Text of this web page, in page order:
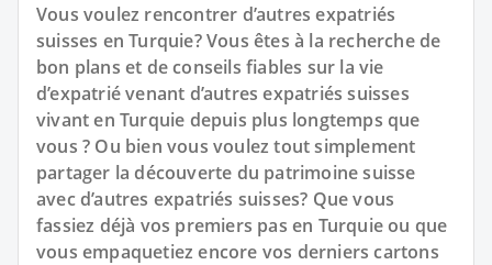
Vous voulez rencontrer d’autres expatriés
suisses en Turquie? Vous êtes à la recherche de
bon plans et de conseils fiables sur la vie
d’expatrié venant d’autres expatriés suisses
vivant en Turquie depuis plus longtemps que
vous ? Ou bien vous voulez tout simplement
partager la découverte du patrimoine suisse
avec d’autres expatriés suisses? Que vous
fassiez déjà vos premiers pas en Turquie ou que
vous empaquetiez encore vos derniers cartons